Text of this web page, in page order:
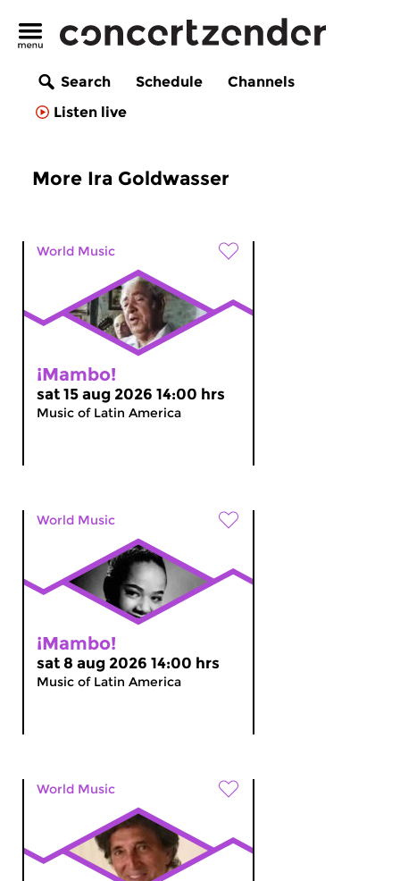
Search Schedule
Channels
Listen live
More Ira Goldwasser
World Music
¡Mambo!
sat 15 aug 2026 14:00 hrs
Music of Latin America
World Music
¡Mambo!
sat 8 aug 2026 14:00 hrs
Music of Latin America
World Music